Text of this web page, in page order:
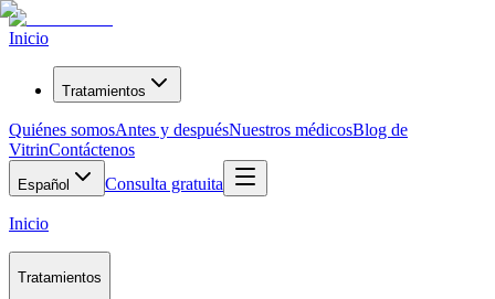
Inicio
Tratamientos
Quiénes somosAntes y despuésNuestros médicosBlog de
VitrinContáctenos
Español Consulta gratuita
Inicio
Tratamientos